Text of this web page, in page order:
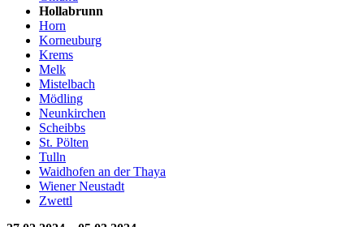
Hollabrunn
Horn
Korneuburg
Krems
Melk
Mistelbach
Mödling
Neunkirchen
Scheibbs
St. Pölten
Tulln
Waidhofen an der Thaya
Wiener Neustadt
Zwettl